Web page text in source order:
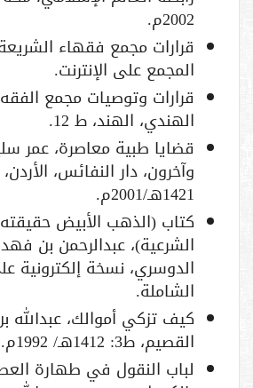
2002م.
قرارات مجمع فقهاء
المجمع على الإنترنت.
قرارات وتوصيات مجمع
الهندي، الهند، ط 12.
قضايا طبية معاصرة، عمر
1421هـ/2001م.
كتاب (الذهب الأبيض
الشرعية)، عبدالرحمن بن
الدوسري، نسخة إلكترونية
الشاملة.
كيف تزكي أموالك، عبدالله
القصيم، ط3: 1412هـ/ 1992م.
لباب النقول في طهارة